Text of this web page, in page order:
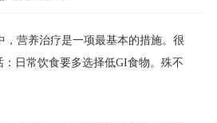
营养治疗是一项最基本的措施。很
：日常饮食要多选择低GI食物。殊不